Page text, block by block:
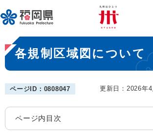
ー
ジ
先
頭
で
メニューを飛ばして本文へ
本
文
各規制区域図について
ページID：0808047 更新日：2026年
ページ内目次